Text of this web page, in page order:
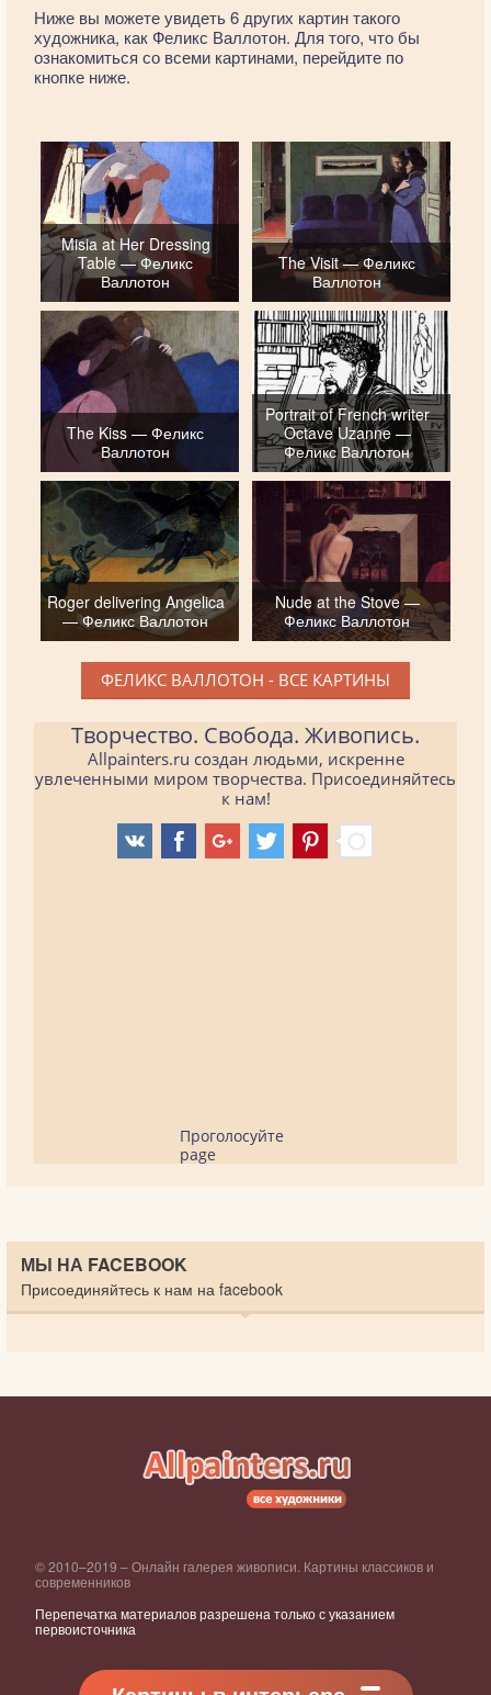
Ниже вы можете увидеть 6 других картин такого
художника, как Феликс Валлотон. Для того, что бы
ознакомиться со всеми картинами, перейдите по
кнопке ниже.
Misia at Her Dressing
Table — Феликс
Валлотон
The Visit — Феликс
Валлотон
The Kiss — Феликс
Валлотон
Portrait of French writer
Octave Uzanne —
Феликс Валлотон
Roger delivering Angelica
— Феликс Валлотон
Nude at the Stove —
Феликс Валлотон
ФЕЛИКС ВАЛЛОТОН - ВСЕ КАРТИНЫ
Творчество. Свобода. Живопись.
Allpainters.ru создан людьми, искренне
увлеченными миром творчества. Присоединяйтесь
к нам!
Проголосуйте
page
МЫ НА FACEBOOK
Присоединяйтесь к нам на facebook
© 2010–2019 – Онлайн галерея живописи. Картины классиков и
современников
Перепечатка материалов разрешена только с указанием
первоисточника